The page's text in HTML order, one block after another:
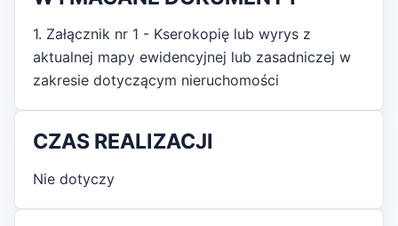
1. Załącznik nr 1 - Kserokopię lub wyrys z
aktualnej mapy ewidencyjnej lub zasadniczej w
zakresie dotyczącym nieruchomości
CZAS REALIZACJI
Nie dotyczy